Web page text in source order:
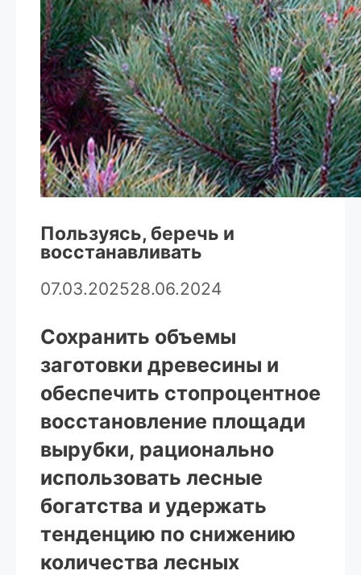
Пользуясь, беречь и
восстанавливать
07.03.202528.06.2024
Сохранить объемы
заготовки древесины и
обеспечить стопроцентное
восстановление площади
вырубки, рационально
использовать лесные
богатства и удержать
тенденцию по снижению
количества лесных